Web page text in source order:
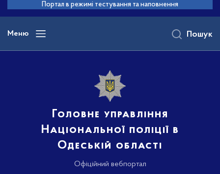
основного
вмісту
Портал в режимі тестування та наповнення
Меню
Головне управління
Національної поліції в
Одеській області
Офіційний вебпортал
Пошук